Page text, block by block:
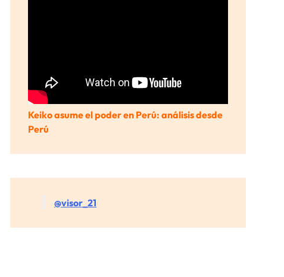
Keiko asume el poder en Perú: análisis desde
Perú
@visor_21